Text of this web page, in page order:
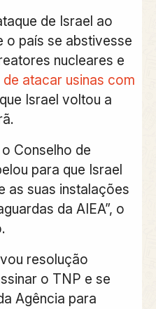
de Israel ao
o país se abstivesse
nucleares e
de atacar usinas com
Israel voltou a
Conselho de
para que Israel
as suas instalações
da AIEA”, o
resolução
o TNP e se
Agência para